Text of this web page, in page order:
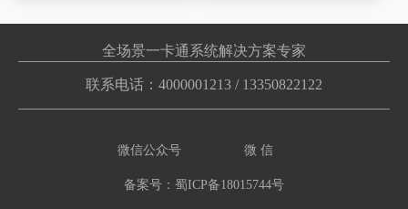
全场景一卡通系统解决方案专家
联系电话： 4000001213 / 13350822122
微信公众号 微 信
备案号：蜀ICP备18015744号